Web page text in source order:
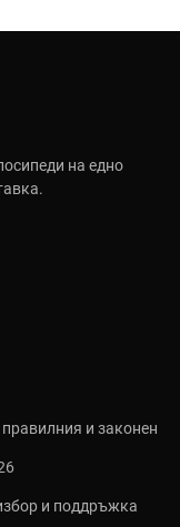
на едно
и законен
и поддръжка